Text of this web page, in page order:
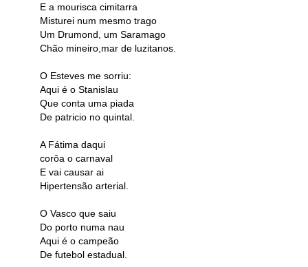
E a mourisca cimitarra
Misturei num mesmo trago
Um Drumond, um Saramago
Chão mineiro,mar de luzitanos.
O Esteves me sorriu:
Aqui é o Stanislau
Que conta uma piada
De patricio no quintal.
A Fátima daqui
corôa o carnaval
E vai causar ai
Hipertensão arterial.
O Vasco que saiu
Do porto numa nau
Aqui é o campeão
De futebol estadual.